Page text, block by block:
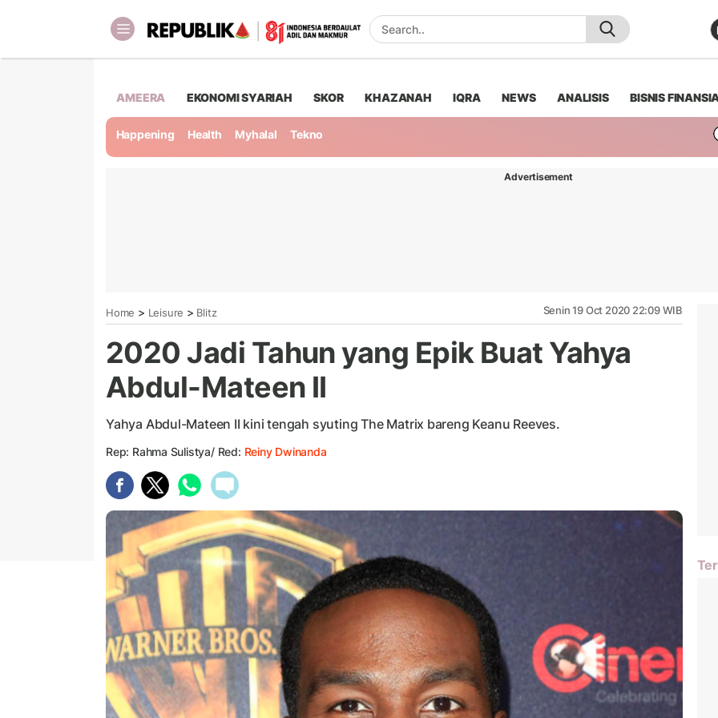
AMEERA EKONOMI SYARIAH SKOR KHAZANAH IQRA NEWS ANALISIS BISNIS
Happening Health Myhalal Tekno
Advertisement
Home > Leisure > Blitz Senin 19 Oct 2020 22:09 WIB
2020 Jadi Tahun yang Epik Buat Yahya
Abdul-Mateen II
Yahya Abdul-Mateen II kini tengah syuting The Matrix bareng Keanu Reeves.
Rep: Rahma Sulistya/ Red: Reiny Dwinanda